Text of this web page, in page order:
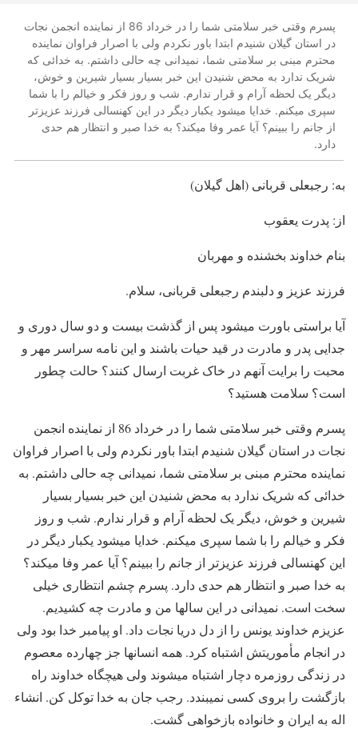
پسرم وقتی خبر سلامتی شما را در خرداد 86 از نماینده انجمن نجات
در استان گیلان شنیدم ابتدا باور نکردم ولی با اصرار فراوان نماینده
محترم مبنی بر سلامتی شما، نمیدانی چه حالی داشتم. به خدائی که
شریک ندارد به محض شنیدن این خبر بسیار بسیار شیرین و خوش،
دیگر یک لحظه آرام و قرار ندارم. شب و روز فکر و خیالم را با شما
سپری میکنم. خدایا میشود یکبار دیگر در این کهنسالی فرزند عزیزتر
از جانم را ببینم؟ آیا عمر وفا میکند؟ به خدا صبر و انتظار هم حدی
دارد.
به: رجبعلی قربانی (اهل گیلان)
از: پدرت یعقوب
بنام خداوند بخشنده و مهربان
فرزند عزیز و دلبندم رجبعلی قربانی، سلام.
آیا براستی باورت میشود پس از گذشت بیست و دو سال دوری و
جدایی پدر و مادرت در قید حیات باشند و این نامه سراسر مهر و
محبت را برایت آنهم در خاک غربت ارسال کنند؟ حالت چطور
است؟ سلامت هستید؟
پسرم وقتی خبر سلامتی شما را در خرداد 86 از نماینده انجمن
نجات در استان گیلان شنیدم ابتدا باور نکردم ولی با اصرار فراوان
نماینده محترم مبنی بر سلامتی شما، نمیدانی چه حالی داشتم. به
خدائی که شریک ندارد به محض شنیدن این خبر بسیار بسیار
شیرین و خوش، دیگر یک لحظه آرام و قرار ندارم. شب و روز
فکر و خیالم را با شما سپری میکنم. خدایا میشود یکبار دیگر در
این کهنسالی فرزند عزیزتر از جانم را ببینم؟ آیا عمر وفا میکند؟
به خدا صبر و انتظار هم حدی دارد. پسرم چشم انتظاری خیلی
سخت است. نمیدانی در این سالها من و مادرت چه کشیدیم.
عزیزم خداوند یونس را از دل دریا نجات داد. او پیامبر خدا بود ولی
در انجام مأموریتش اشتباه کرد. همه انسانها جز چهارده معصوم
در زندگی روزمره دچار اشتباه میشوند ولی هیچگاه خداوند راه
بازگشت را بروی کسی نمیبندد. رجب جان به خدا توکل کن. انشاء
اله به ایران و خانواده بازخواهی گشت.